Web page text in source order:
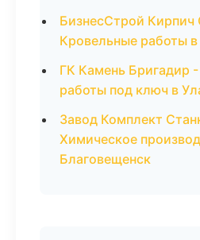
БизнесСтрой Кирпич
Кровельные работы
ГК Камень Бригадир
работы под ключ в
Завод Комплект
Химическое
Благовещенск